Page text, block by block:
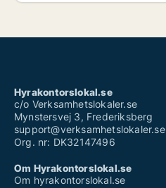
Hyrakontorslokal.se
c/o Verksamhetslokaler.se
Mynstersvej 3, Frederiksberg
support@verksamhetslokaler.se
Org. nr: DK32147496
Om Hyrakontorslokal.se
Om hyrakontorslokal.se